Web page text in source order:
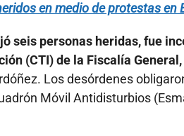
en medio de protestas
seis personas heridas, fue
(CTI) de la Fiscalía General,
Los desórdenes
Móvil Antidisturbios